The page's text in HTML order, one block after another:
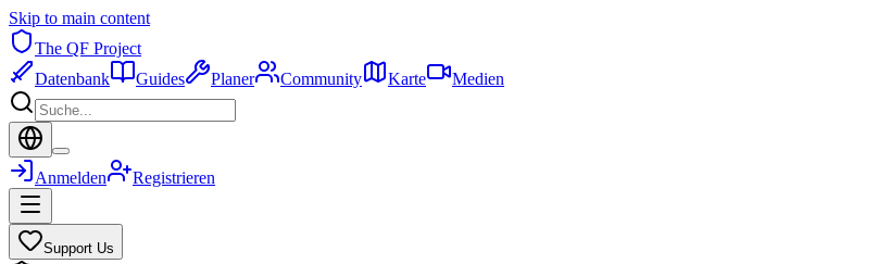
Skip to main content
The QF Project
Datenbank
Guides Planer Community Karte Medien
Anmelden Registrieren
Support Us